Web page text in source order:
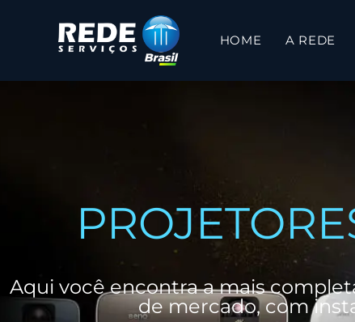
HOME A REDE
Aqui você encontra a mais
de mercado, com